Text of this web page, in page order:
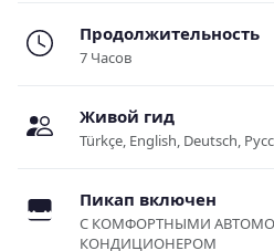
Продолжительность
7 Часов
Живой гид
Türkçe, English, Deutsch,
Пикап включен
С КОМФОРТНЫМИ
КОНДИЦИОНЕРОМ